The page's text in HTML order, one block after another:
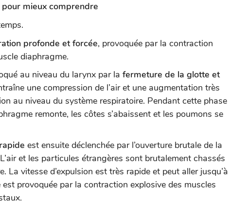
mieux comprendre
profonde et forcée, provoquée par la contraction
diaphragme.
au niveau du larynx par la fermeture de la glotte et
une compression de l’air et une augmentation très
au niveau du système respiratoire. Pendant cette phase
remonte, les côtes s’abaissent et les poumons se
est ensuite déclenchée par l’ouverture brutale de la
et les particules étrangères sont brutalement chassés
La vitesse d’expulsion est très rapide et peut aller jusqu’à
provoquée par la contraction explosive des muscles